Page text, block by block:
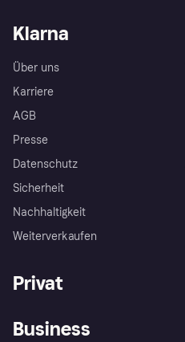
Klarna
Über uns
Karriere
AGB
Presse
Datenschutz
Sicherheit
Nachhaltigkeit
Weiterverkaufen
Privat
Business